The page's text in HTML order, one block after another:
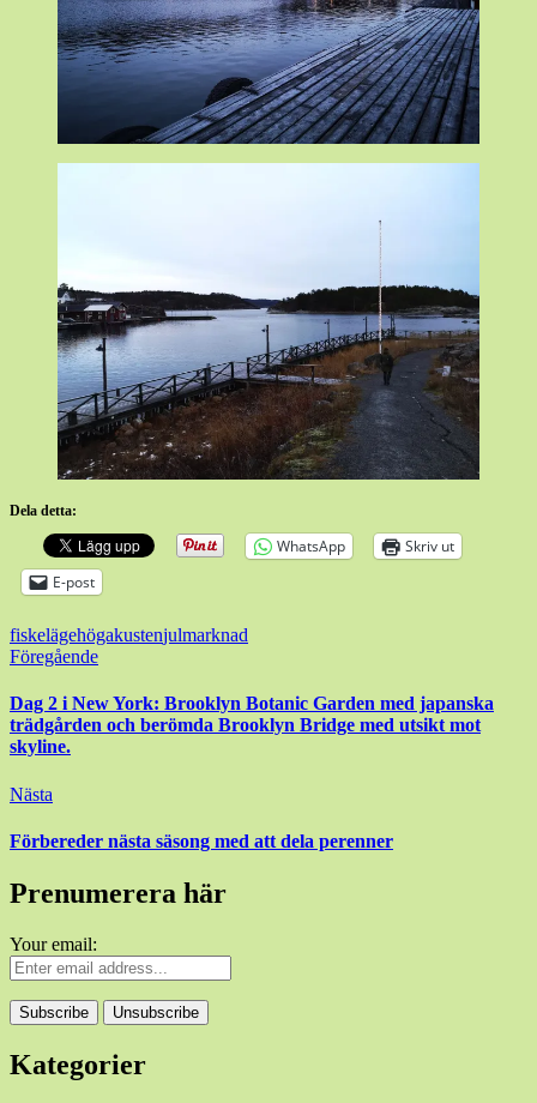
Dela detta:
WhatsApp
Skriv ut
E-post
fiskelägehögakustenjulmarknad
Inläggsnavigering
Föregående
Dag 2 i New York: Brooklyn Botanic Garden med japanska
trädgården och berömda Brooklyn Bridge med utsikt mot
skyline.
Nästa
Förbereder nästa säsong med att dela perenner
Prenumerera här
Your email:
Kategorier